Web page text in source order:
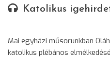
Katolikus
Mai egyházi műsorunkban
katolikus plébános